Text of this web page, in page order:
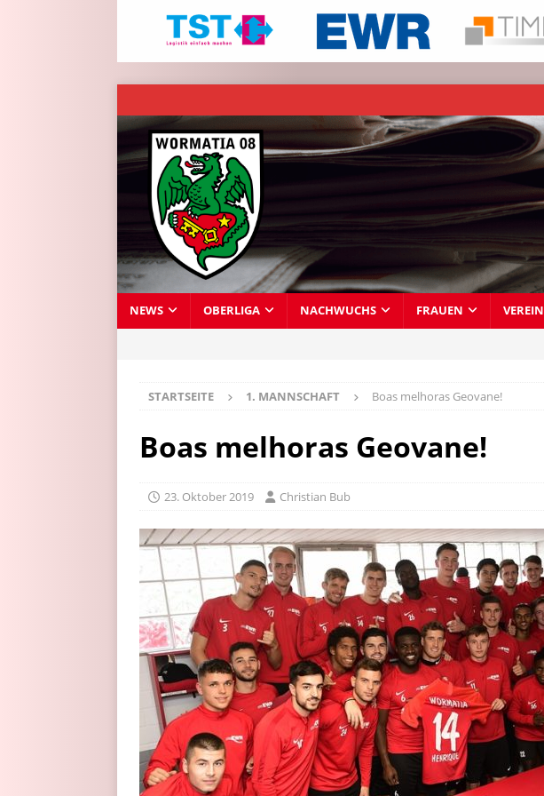
NEWS OBERLIGA NACHWUCHS FRAUEN VEREIN
STARTSEITE 1. MANNSCHAFT Boas melhoras Geovane!
Boas melhoras Geovane!
23. Oktober 2019 Christian Bub